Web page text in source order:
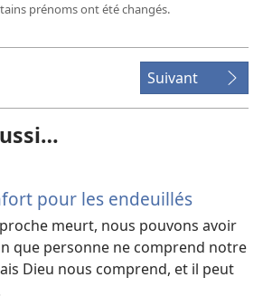
prénoms ont été changés.
Suivant
pour les endeuillés
meurt, nous pouvons avoir
que personne ne comprend notre
Dieu nous comprend, et il peut